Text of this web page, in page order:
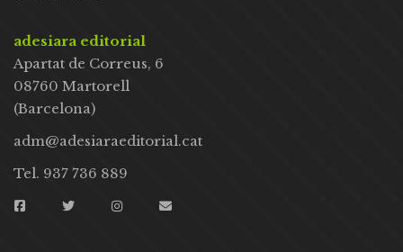
adesiara editorial
Apartat de Correus, 6
08760 Martorell
(Barcelona)
adm@adesiaraeditorial.cat
Tel. 937 736 889